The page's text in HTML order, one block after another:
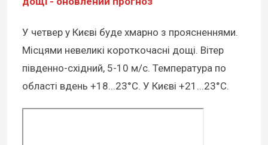
У четвер у Києві буде хмарно з проясненнями.
Місцями невеликі короткочасні дощі. Вітер
південно-східний, 5-10 м/с. Температура по
області вдень +18...23°С. У Києві +21...23°С.